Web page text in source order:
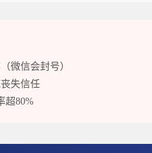
微信会封号）
失信任
超80%